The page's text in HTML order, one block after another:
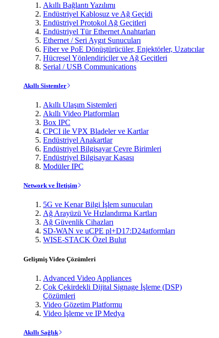
Akıllı Bağlantı Yazılımı
Endüstriyel Kablosuz ve Ağ Geçidi
Endüstriyel Protokol Ağ Geçitleri
Endüstriyel Tür Ethernet Anahtarları
Ethernet / Seri Aygıt Sunucuları
Fiber ve PoE Dönüştürücüler, Enjektörler, Uzatıcılar
Hücresel Yönlendiriciler ve Ağ Geçitleri
Serial / USB Communications
Akıllı Sistemler
Akıllı Ulaşım Sistemleri
Akıllı Video Platformları
Box IPC
CPCI ile VPX Bladeler ve Kartlar
Endüstriyel Anakartlar
Endüstriyel Bilgisayar Çevre Birimleri
Endüstriyel Bilgisayar Kasası
Modüler IPC
Network ve İletişim
5G ve Kenar Bilgi İşlem sunucuları
Ağ Arayüzü Ve Hızlandırma Kartları
Ağ Güvenlik Cihazları
SD-WAN ve uCPE pl+D17:D24atformları
WISE-STACK Özel Bulut
Gelişmiş Video Çözümleri
Advanced Video Appliances
Çok Çekirdekli Dijital Signage İşleme (DSP)
Çözümleri
Video Gözetim Platformu
Video İşleme ve IP Medya
Akıllı Sağlık